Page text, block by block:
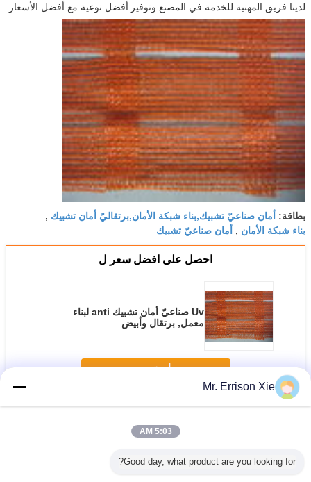
لدينا فريق المهنية للخدمة في المصنع وتوفير أفضل نوعية مع أفضل الأسعار.
بطاقة: أمان صناعيّ تشبيك,بناء شبكة الأمان,برتقاليّ أمان تشبيك ,
بناء شبكة الأمان , أمان صناعيّ تشبيك
احصل على افضل سعر ل
Uv صناعيّ أمان تشبيك anti لبناء
معمل, برتقال وأبيض
استمر
أكثربناء أمان تشبيك
Mr. Errison Xie
5:03 AM
Good day, what product are you looking for?